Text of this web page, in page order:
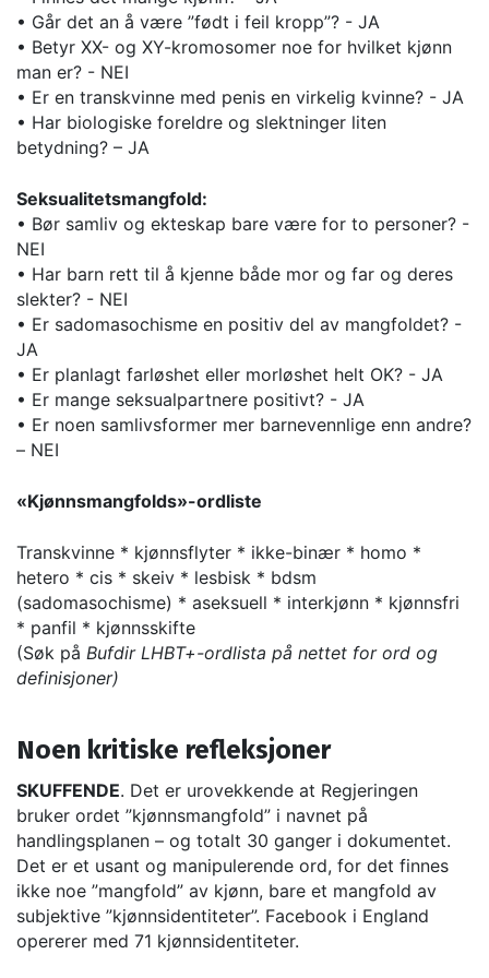
• Går det an å være ”født i feil kropp”? - JA
• Betyr XX- og XY-kromosomer noe for hvilket kjønn
man er? - NEI
• Er en transkvinne med penis en virkelig kvinne? - JA
• Har biologiske foreldre og slektninger liten
betydning? – JA
Seksualitetsmangfold:
• Bør samliv og ekteskap bare være for to personer? -
NEI
• Har barn rett til å kjenne både mor og far og deres
slekter? - NEI
• Er sadomasochisme en positiv del av mangfoldet? -
JA
• Er planlagt farløshet eller morløshet helt OK? - JA
• Er mange seksualpartnere positivt? - JA
• Er noen samlivsformer mer barnevennlige enn andre?
– NEI
«Kjønnsmangfolds»-ordliste
Transkvinne * kjønnsflyter * ikke-binær * homo *
hetero * cis * skeiv * lesbisk * bdsm
(sadomasochisme) * aseksuell * interkjønn * kjønnsfri
* panfil * kjønnsskifte
(Søk på Bufdir LHBT+-ordlista på nettet for ord og
definisjoner)
Noen kritiske refleksjoner
SKUFFENDE. Det er urovekkende at Regjeringen
bruker ordet ”kjønnsmangfold” i navnet på
handlingsplanen – og totalt 30 ganger i dokumentet.
Det er et usant og manipulerende ord, for det finnes
ikke noe ”mangfold” av kjønn, bare et mangfold av
subjektive ”kjønnsidentiteter”. Facebook i England
opererer med 71 kjønnsidentiteter.